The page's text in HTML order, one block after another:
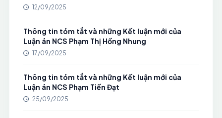
12/09/2025
Thông tin tóm tắt và những Kết luận mới của
Luận án NCS Phạm Thị Hồng Nhung
17/09/2025
Thông tin tóm tắt và những Kết luận mới của
Luận án NCS Phạm Tiến Đạt
25/09/2025